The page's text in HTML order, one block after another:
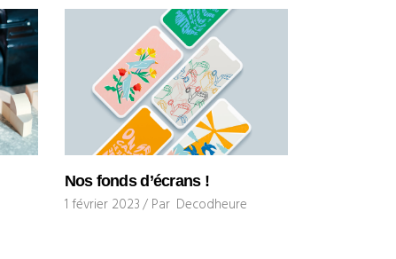
Nos fonds d’écrans !
1 février 2023 Par Decodheure